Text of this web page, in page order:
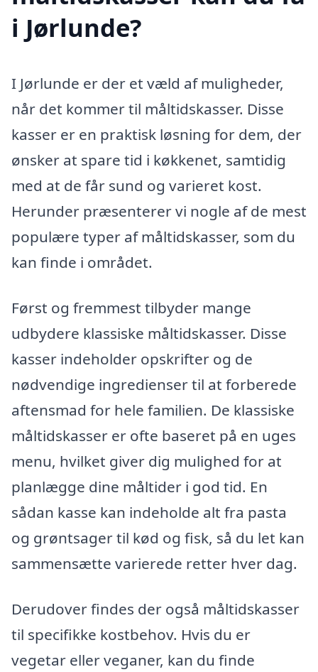
i Jørlunde?
I Jørlunde er der et væld af muligheder,
når det kommer til måltidskasser. Disse
kasser er en praktisk løsning for dem, der
ønsker at spare tid i køkkenet, samtidig
med at de får sund og varieret kost.
Herunder præsenterer vi nogle af de mest
populære typer af måltidskasser, som du
kan finde i området.
Først og fremmest tilbyder mange
udbydere klassiske måltidskasser. Disse
kasser indeholder opskrifter og de
nødvendige ingredienser til at forberede
aftensmad for hele familien. De klassiske
måltidskasser er ofte baseret på en uges
menu, hvilket giver dig mulighed for at
planlægge dine måltider i god tid. En
sådan kasse kan indeholde alt fra pasta
og grøntsager til kød og fisk, så du let kan
sammensætte varierede retter hver dag.
Derudover findes der også måltidskasser
til specifikke kostbehov. Hvis du er
vegetar eller veganer, kan du finde